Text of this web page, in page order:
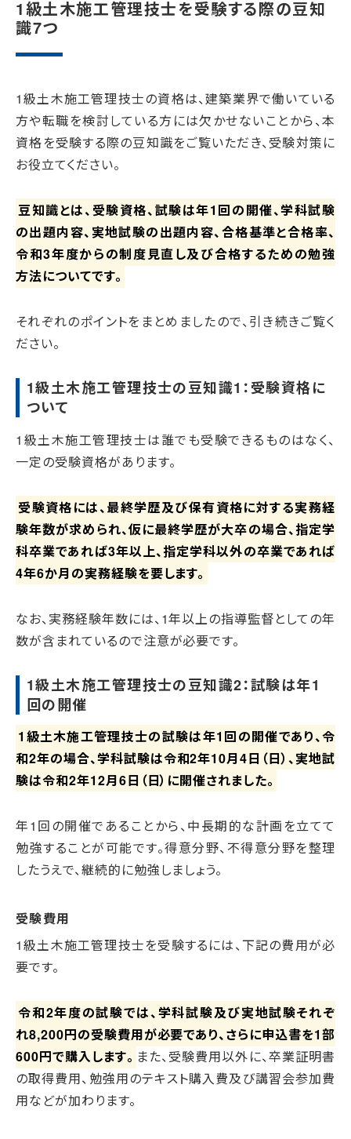
1級土木施工管理技士を受験する際の豆知
識7つ
1級土木施工管理技士の資格は、建築業界で働いている
方や転職を検討している方には欠かせないことから、本
資格を受験する際の豆知識をご覧いただき、受験対策に
お役立てください。
豆知識とは、受験資格、試験は年1回の開催、学科試験
の出題内容、実地試験の出題内容、合格基準と合格率、
令和3年度からの制度見直し及び合格するための勉強
方法についてです。
それぞれのポイントをまとめましたので、引き続きご覧く
ださい。
1級土木施工管理技士の豆知識1：受験資格に
ついて
1級土木施工管理技士は誰でも受験できるものはなく、
一定の受験資格があります。
受験資格には、最終学歴及び保有資格に対する実務経
験年数が求められ、仮に最終学歴が大卒の場合、指定学
科卒業であれば3年以上、指定学科以外の卒業であれば
4年6か月の実務経験を要します。
なお、実務経験年数には、1年以上の指導監督としての年
数が含まれているので注意が必要です。
1級土木施工管理技士の豆知識2：試験は年1
回の開催
1級土木施工管理技士の試験は年1回の開催であり、令
和2年の場合、学科試験は令和2年10月4日（日）、実地試
験は令和2年12月6日（日）に開催されました。
年1回の開催であることから、中長期的な計画を立てて
勉強することが可能です。得意分野、不得意分野を整理
したうえで、継続的に勉強しましょう。
受験費用
1級土木施工管理技士を受験するには、下記の費用が必
要です。
令和2年度の試験では、学科試験及び実地試験それぞ
れ8,200円の受験費用が必要であり、さらに申込書を1部
600円で購入します。 また、受験費用以外に、卒業証明書
の取得費用、勉強用のテキスト購入費及び講習会参加費
用などが加わります。